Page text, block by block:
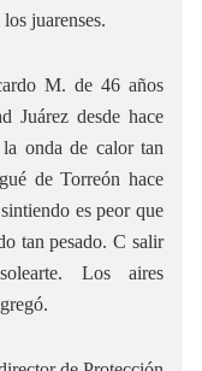
juarenses.
M. de 46 años
Juárez desde hace
onda de calor tan
de Torreón hace
es peor que
tan pesado. C salir
Los aires